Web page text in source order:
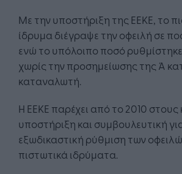
Με την υποστήριξη της ΕΕΚΕ, το
ίδρυμα διέγραψε την οφειλή σε
ενώ το υπόλοιπο ποσό ρυθμίστηκε
χωρίς την προσημείωσης της Ά
καταναλωτή.
H ΕΕΚΕ παρέχει από το 2010
υποστήριξη και συμβουλευτική
εξωδικαστική ρύθμιση των
πιστωτικά ιδρύματα.